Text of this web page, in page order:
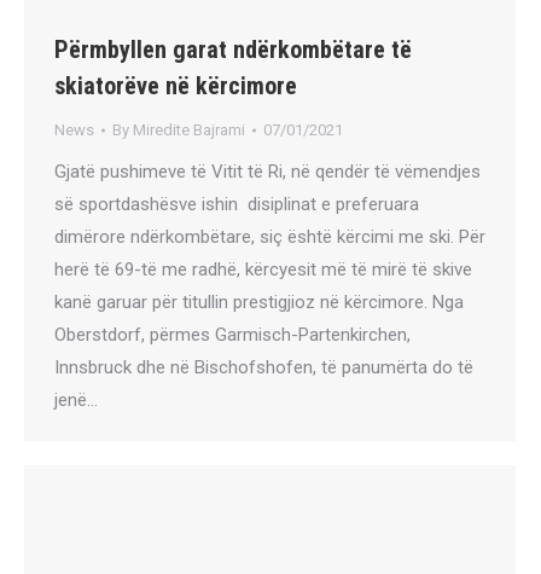
Përmbyllen garat ndërkombëtare të
skiatorëve në kërcimore
News By Miredite Bajrami 07/01/2021
Gjatë pushimeve të Vitit të Ri, në qendër të vëmendjes
së sportdashësve ishin disiplinat e preferuara
dimërore ndërkombëtare, siç është kërcimi me ski. Për
herë të 69-të me radhë, kërcyesit më të mirë të skive
kanë garuar për titullin prestigjioz në kërcimore. Nga
Oberstdorf, përmes Garmisch-Partenkirchen,
Innsbruck dhe në Bischofshofen, të panumërta do të
jenë…